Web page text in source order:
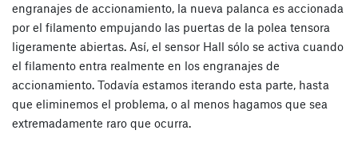
engranajes de accionamiento, la nueva palanca es accionada
por el filamento empujando las puertas de la polea tensora
ligeramente abiertas. Así, el sensor Hall sólo se activa cuando
el filamento entra realmente en los engranajes de
accionamiento. Todavía estamos iterando esta parte, hasta
que eliminemos el problema, o al menos hagamos que sea
extremadamente raro que ocurra.